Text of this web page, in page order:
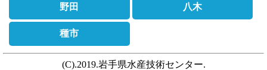
野田 八木
種市
(C).2019.岩手県水産技術センター.